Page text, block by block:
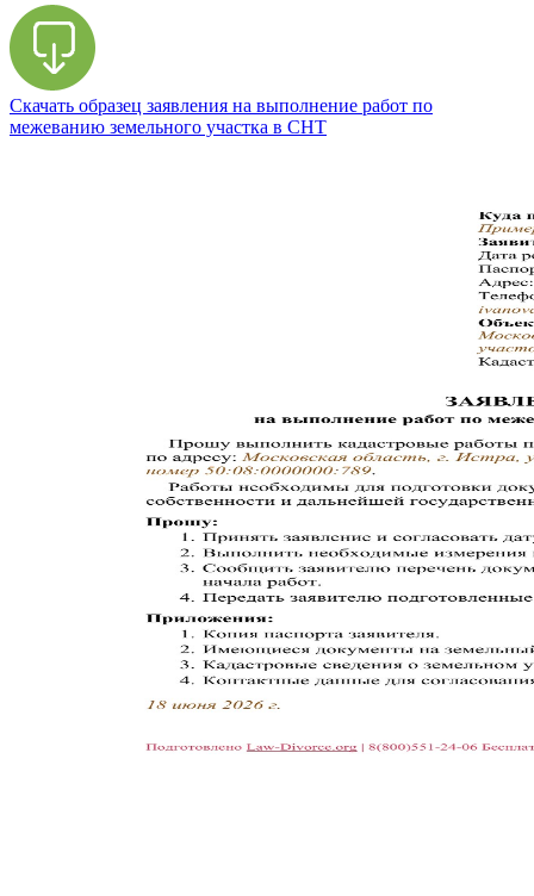
Скачать образец заявления на выполнение работ по
межеванию земельного участка в СНТ